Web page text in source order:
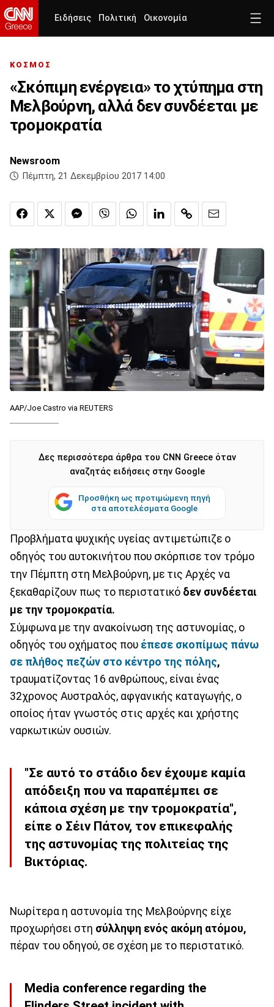
Ειδήσεις Πολιτική Οικονομία
ΚΟΣΜΟΣ
«Σκόπιμη ενέργεια» το χτύπημα στη
Μελβούρνη, αλλά δεν συνδέεται με
τρομοκρατία
Newsroom
Πέμπτη, 21 Δεκεμβρίου 2017 14:00
AAP/Joe Castro via REUTERS
Δες περισσότερα άρθρα του CNN Greece όταν
αναζητάς ειδήσεις στην Google
Προσθήκη ως προτιμώμενη πηγή
στα αποτελέσματα Google
Προβλήματα ψυχικής υγείας αντιμετώπιζε ο
οδηγός του αυτοκινήτου που σκόρπισε τον τρόμο
την Πέμπτη στη Μελβούρνη, με τις Αρχές να
ξεκαθαρίζουν πως το περιστατικό δεν συνδέεται
με την τρομοκρατία.
Σύμφωνα με την ανακοίνωση της αστυνομίας, ο
οδηγός του οχήματος που έπεσε σκοπίμως πάνω
σε πλήθος πεζών στο κέντρο της πόλης,
τραυματίζοντας 16 ανθρώπους, είναι ένας
32χρονος Αυστραλός, αφγανικής καταγωγής, ο
οποίος ήταν γνωστός στις αρχές και χρήστης
ναρκωτικών ουσιών.
"Σε αυτό το στάδιο δεν έχουμε καμία
απόδειξη που να παραπέμπει σε
κάποια σχέση με την τρομοκρατία",
είπε ο Σέιν Πάτον, τον επικεφαλής
της αστυνομίας της πολιτείας της
Βικτόριας.
Νωρίτερα η αστυνομία της Μελβούρνης είχε
προχωρήσει στη σύλληψη ενός ακόμη ατόμου,
πέραν του οδηγού, σε σχέση με το περιστατικό.
Media conference regarding the